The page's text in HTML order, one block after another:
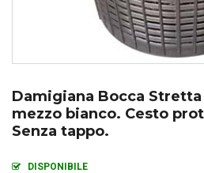
Damigiana Bocca
mezzo bianco. Cesto
Senza tappo.
DISPONIBILE